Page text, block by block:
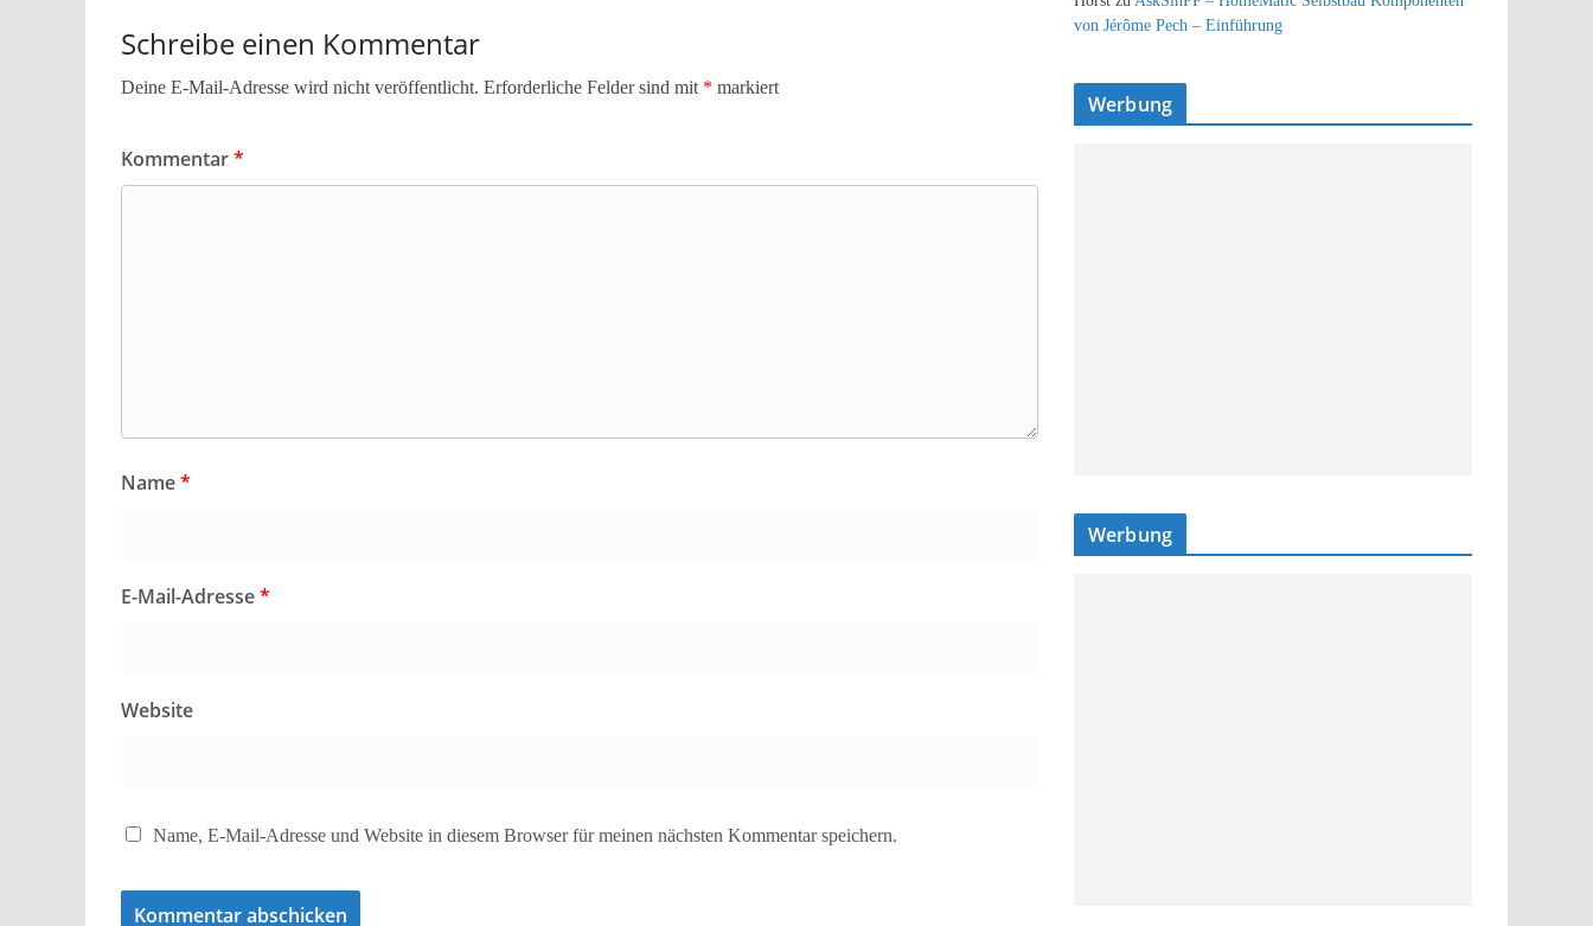
Schreibe einen Kommentar
Deine E-Mail-Adresse wird nicht veröffentlicht. Erforderliche Felder sind mit * markiert
Kommentar*
Name*
E-Mail-Adresse*
Website
Name, E-Mail-Adresse und Website in diesem Browser für meinen nächsten Kommentar speichern.
von Jérôme Pech – Einführung
Werbung
Werbung